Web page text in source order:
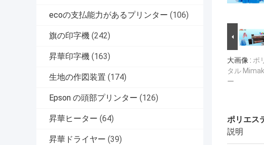
ecoの支払能力があるプリンター (106)
旗の印字機 (242)
昇華印字機 (163)
生地の作図装置 (174)
Epson の頭部プリンター (126)
昇華ヒーター (64)
昇華ドライヤー (39)
大画像 : ポ
タル
ー
ポリエス
説明